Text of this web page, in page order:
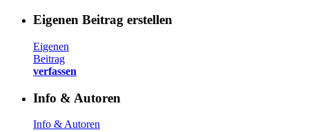
Eigenen Beitrag erstellen
Eigenen
Beitrag
verfassen
Info & Autoren
Info & Autoren